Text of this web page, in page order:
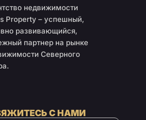
недвижимости
Property – успешный,
развивающийся,
партнер на рынке
Северного
С НАМИ